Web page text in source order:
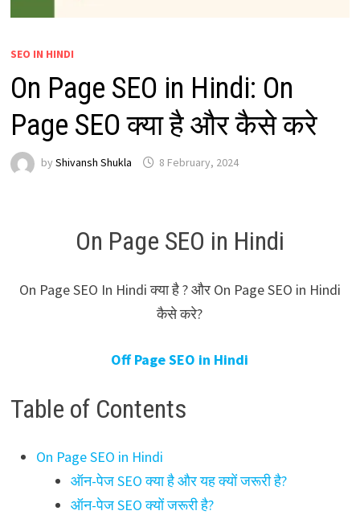
SEO IN HINDI
On Page SEO in Hindi: On
Page SEO क्या है और कैसे करे
by Shivansh Shukla 8 February, 2024
On Page SEO in Hindi
On Page SEO In Hindi क्या है ? और On Page SEO in Hindi
कैसे करे?
Off Page SEO in Hindi
Table of Contents
On Page SEO in Hindi
ऑन-पेज SEO क्या है और यह क्यों जरूरी है?
ऑन-पेज SEO क्यों जरूरी है?